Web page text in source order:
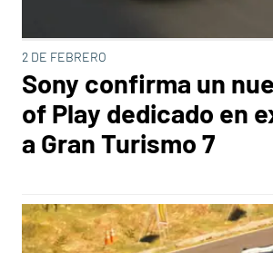
2 DE FEBRERO
Sony confirma un
of Play dedicado en
a Gran Turismo 7